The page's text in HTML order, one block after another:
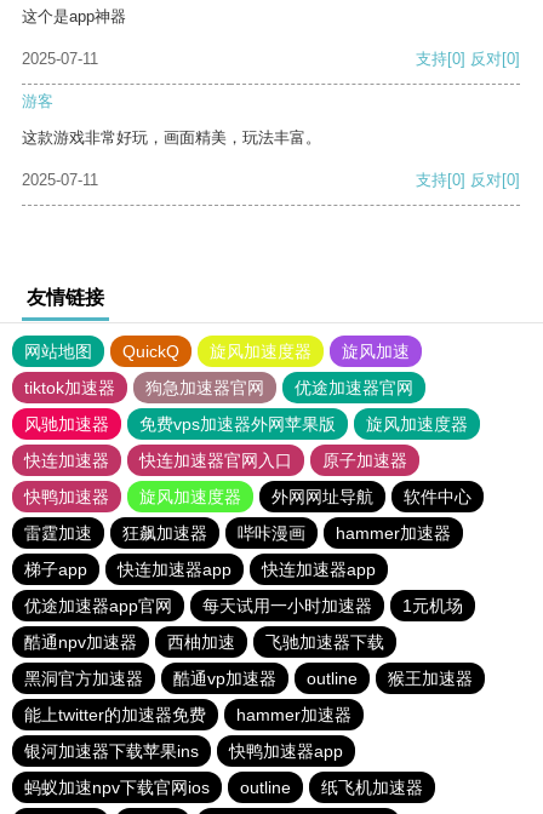
这个是app神器
2025-07-11 支持[0] 反对[0]
游客
这款游戏非常好玩，画面精美，玩法丰富。
2025-07-11 支持[0] 反对[0]
友情链接
网站地图 QuickQ 旋风加速度器
旋风加速
tiktok加速器
狗急加速器官网
优途加速器官网
风驰加速器
免费vps加速器外网苹果版
旋风加速度器
快连加速器
快连加速器官网入口
原子加速器
快鸭加速器
旋风加速度器 外网网址导航
软件中心
雷霆加速
狂飙加速器 哔咔漫画
hammer加速器
梯子app
快连加速器app
快连加速器app
优途加速器app官网
每天试用一小时加速器
1元机场
酷通npv加速器
西柚加速
飞驰加速器下载
黑洞官方加速器
酷通vp加速器 outline
猴王加速器
能上twitter的加速器免费
hammer加速器
银河加速器下载苹果ins
快鸭加速器app
蚂蚁加速npv下载官网ios
outline 纸飞机加速器